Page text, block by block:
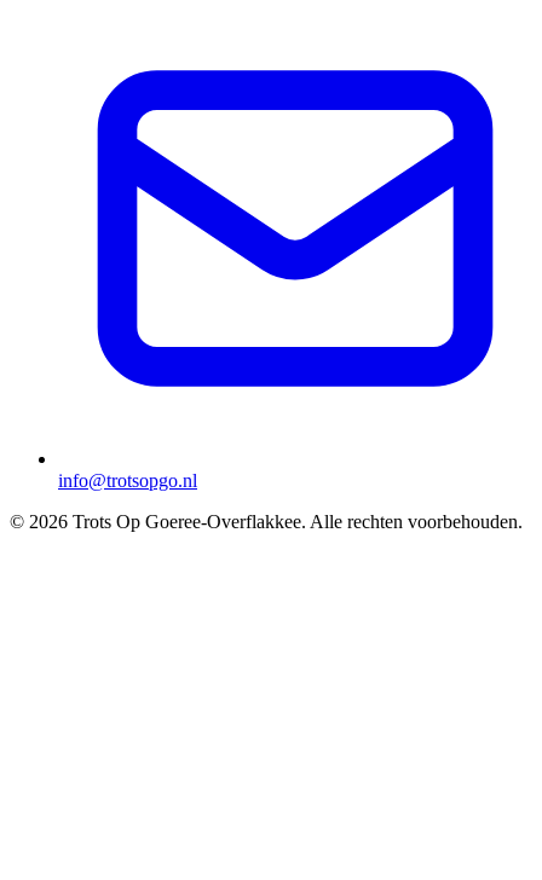
info@trotsopgo.nl
© 2026 Trots Op Goeree-Overflakkee. Alle rechten voorbehouden.